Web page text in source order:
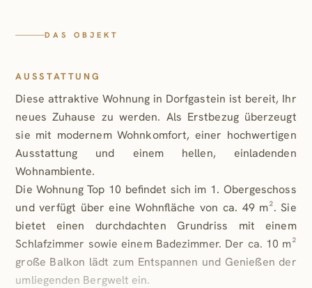
DAS OBJEKT
AUSSTATTUNG
Diese attraktive Wohnung in Dorfgastein ist bereit, Ihr
neues Zuhause zu werden. Als Erstbezug überzeugt
sie mit modernem Wohnkomfort, einer hochwertigen
Ausstattung und einem hellen, einladenden
Wohnambiente.
Die Wohnung Top 10 befindet sich im 1. Obergeschoss
und verfügt über eine Wohnfläche von ca. 49 m². Sie
bietet einen durchdachten Grundriss mit einem
Schlafzimmer sowie einem Badezimmer. Der ca. 10 m²
große Balkon lädt zum Entspannen und Genießen der
umliegenden Bergwelt ein.